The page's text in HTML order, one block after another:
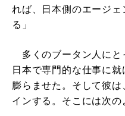
れば、日本側のエージ
る」
多くのブータン人にと
日本で専門的な仕事に
膨らませた。そして彼
インする。そこには次の